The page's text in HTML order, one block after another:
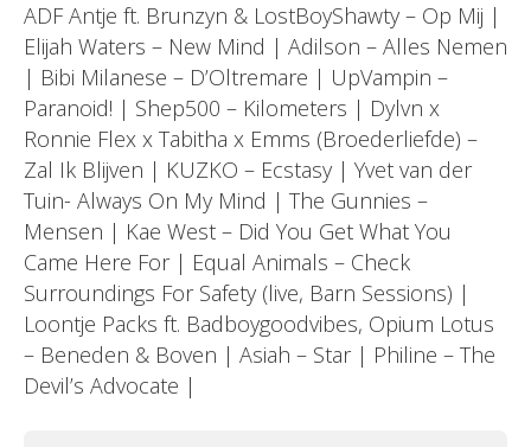
ADF Antje ft. Brunzyn & LostBoyShawty – Op Mij |
Elijah Waters – New Mind | Adilson – Alles Nemen
| Bibi Milanese – D’Oltremare | UpVampin –
Paranoid! | Shep500 – Kilometers | Dylvn x
Ronnie Flex x Tabitha x Emms (Broederliefde) –
Zal Ik Blijven | KUZKO – Ecstasy | Yvet van der
Tuin- Always On My Mind | The Gunnies –
Mensen | Kae West – Did You Get What You
Came Here For | Equal Animals – Check
Surroundings For Safety (live, Barn Sessions) |
Loontje Packs ft. Badboygoodvibes, Opium Lotus
– Beneden & Boven | Asiah – Star | Philine – The
Devil’s Advocate |